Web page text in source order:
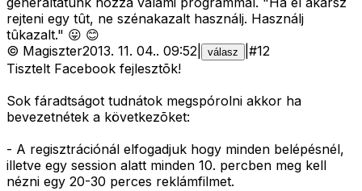
rejteni egy tût, ne szénakazalt használj. Használj
tûkazalt." 😛 😊
© Magiszter2013. 11. 04.. 09:52 válasz #12
Tisztelt Facebook fejlesztõk!
Sok fáradtságot tudnátok megspórolni akkor ha
bevezetnétek a következõket:
- A regisztrációnál elfogadjuk hogy minden belépésnél,
illetve egy session alatt minden 10. percben meg kell
nézni egy 20-30 perces reklámfilmet.